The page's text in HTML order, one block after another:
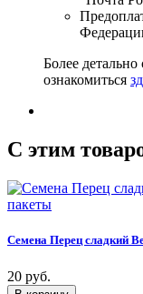
Более
ознакомиться
C этим
Семена Перец сладкий
20 руб.